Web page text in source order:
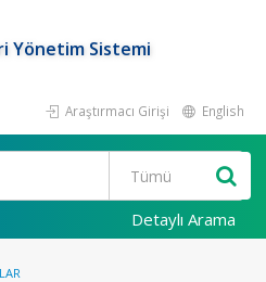
Yönetim Sistemi
Araştırmacı Girişi English
Detaylı Arama